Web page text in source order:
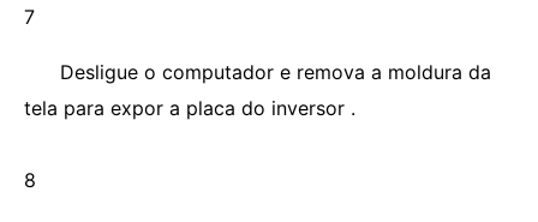
7
Desligue o computador e remova a moldura da
tela para expor a placa do inversor .
8